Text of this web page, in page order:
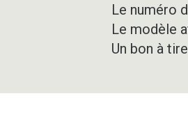
Le numéro
Le modèle
Un bon à